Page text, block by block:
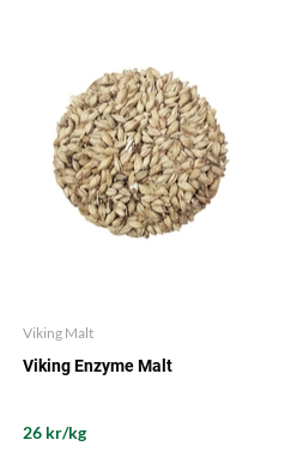
Viking Malt
Viking Enzyme Malt
26 kr/kg